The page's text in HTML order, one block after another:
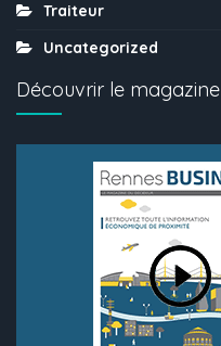
Traiteur
Uncategorized
Découvrir le magazine